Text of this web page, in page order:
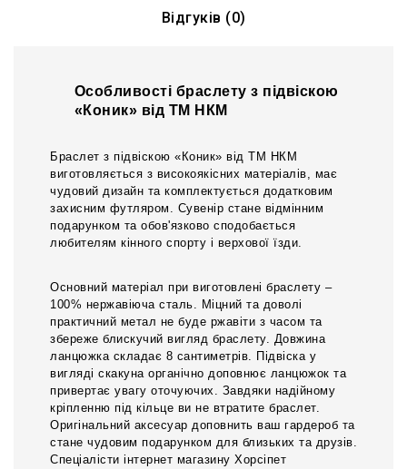
Відгуків (0)
Особливості браслету з підвіскою
«Коник» від ТМ НКМ
Браслет з підвіскою «Коник» від ТМ НКМ
виготовляється з високоякісних матеріалів, має
чудовий дизайн та комплектується додатковим
захисним футляром. Сувенір стане відмінним
подарунком та обов'язково сподобається
любителям кінного спорту і верхової їзди.
Основний матеріал при виготовлені браслету –
100% нержавіюча сталь. Міцний та доволі
практичний метал не буде ржавіти з часом та
збереже блискучий вигляд браслету. Довжина
ланцюжка складає 8 сантиметрів. Підвіска у
вигляді скакуна органічно доповнює ланцюжок та
привертає увагу оточуючих. Завдяки надійному
кріпленню під кільце ви не втратите браслет.
Оригінальний аксесуар доповнить ваш гардероб та
стане чудовим подарунком для близьких та друзів.
Спеціалісти інтернет магазину Хорсіпет